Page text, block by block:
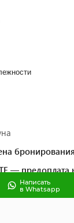
бронирования
— предоплата
Написать
в Whatsapp